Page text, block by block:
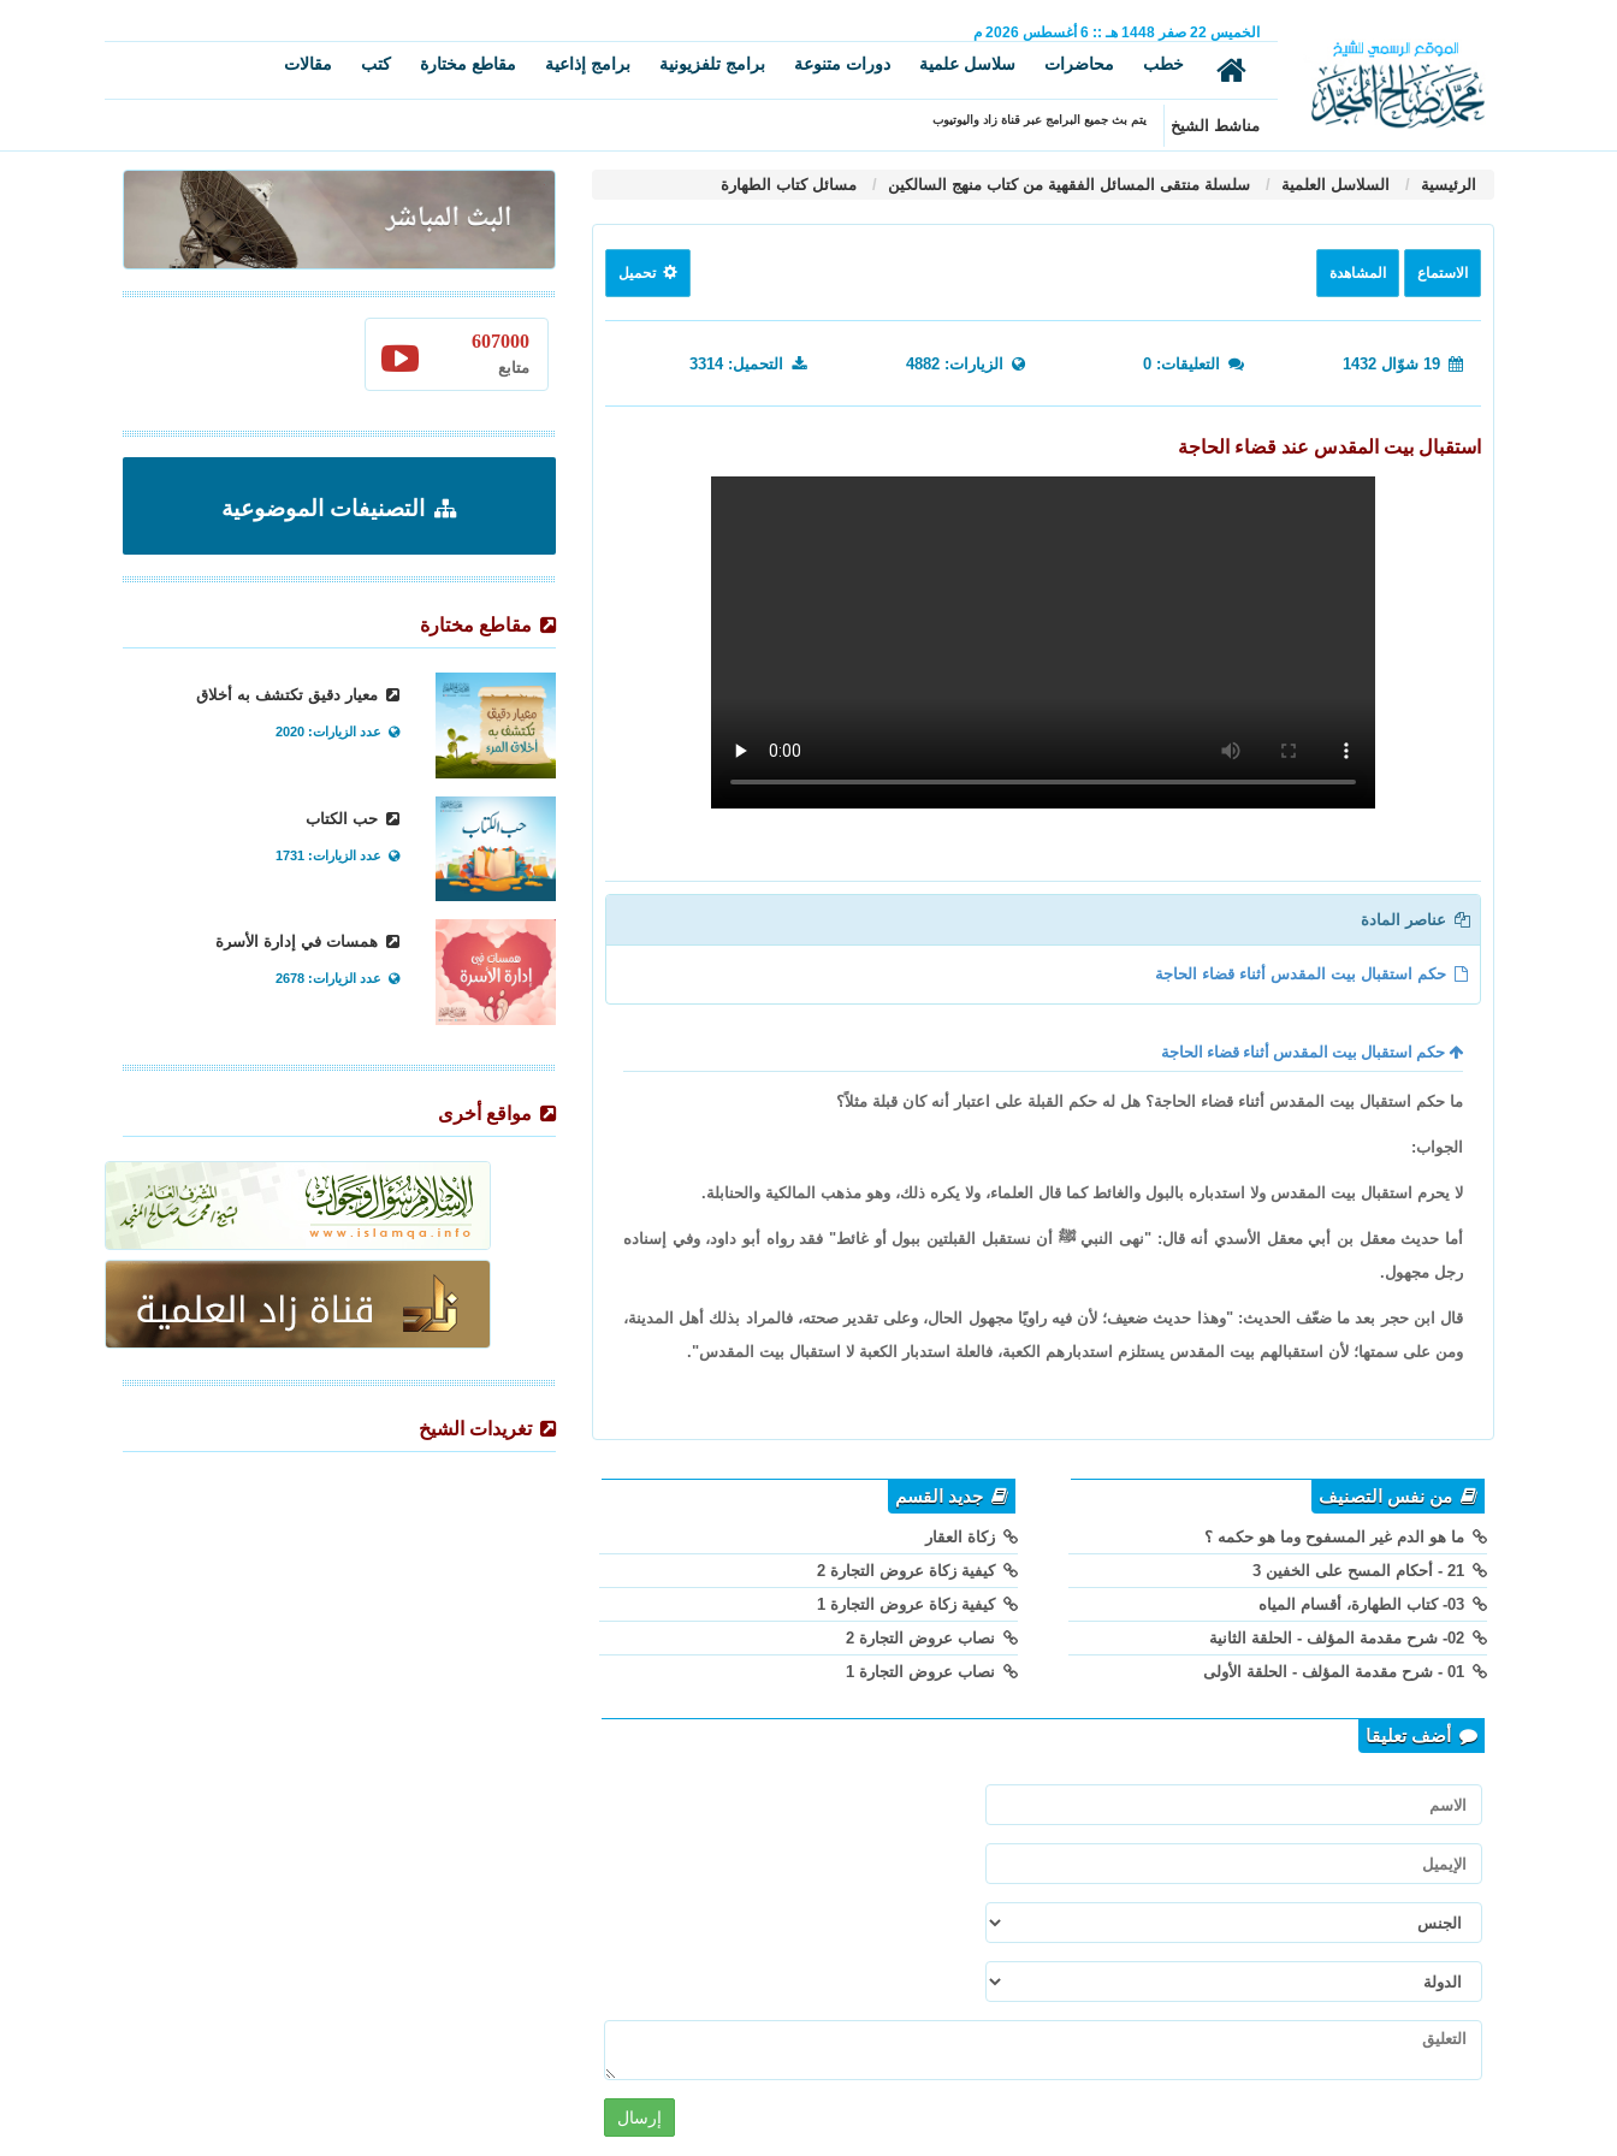
الخميس 22 صفر 1448 هـ ::
6 أغسطس 2026 م
خطب محاضرات سلاسل علمية دورات متنوعة برامج تلفزيونية برامج إذاعية مقاطع مختارة كتب مقالات
مناشط الشيخ يتم بث جميع البرامج عبر قناة زاد واليوتيوب
الرئيسية السلاسل العلمية سلسلة منتقى المسائل الفقهية من كتاب منهج السالكين مسائل كتاب الطهارة
الاستماع المشاهدة تحميل
التعليقات: 0 الزيارات: 4882 التحميل: 3314
استقبال بيت المقدس عند قضاء الحاجة
عناصر المادة
حكم استقبال بيت المقدس أثناء قضاء الحاجة
حكم استقبال بيت المقدس أثناء قضاء الحاجة
ما حكم استقبال بيت المقدس أثناء قضاء الحاجة؟ هل له حكم القبلة على اعتبار أنه كان قبلة مثلاً؟
الجواب:
لا يحرم استقبال بيت المقدس ولا استدباره بالبول والغائط كما قال العلماء، ولا يكره ذلك، وهو مذهب المالكية والحنابلة.
أما حديث معقل بن أبي معقل الأسدي أنه قال: "نهى النبي ﷺ أن نستقبل القبلتين ببول أو غائط" فقد رواه أبو داود، وفي إسناده
رجل مجهول.
قال ابن حجر بعد ما ضعّف الحديث: "وهذا حديث ضعيف؛ لأن فيه راويًا مجهول الحال، وعلى تقدير صحته، فالمراد بذلك أهل المدينة،
ومن على سمتها؛ لأن استقبالهم بيت المقدس يستلزم استدبارهم الكعبة، فالعلة استدبار الكعبة لا استقبال بيت المقدس".
من نفس التصنيف
ما هو الدم غير المسفوح وما هو حكمه ؟
جديد القسم
زكاة العقار
كيفية زكاة عروض التجارة 2
كيفية زكاة عروض التجارة 1
نصاب عروض التجارة 2
نصاب عروض التجارة 1
أضف تعليقا
إرسال
607000
متابع
التصنيفات الموضوعية
مقاطع مختارة
معيار دقيق تكتشف به أخلاق
عدد الزيارات: 2020
حب الكتاب
عدد الزيارات: 1731
همسات في إدارة الأسرة
عدد الزيارات: 2678
مواقع أخرى
تغريدات الشيخ